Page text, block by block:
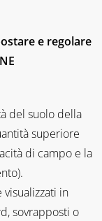
e regolare
del suolo della
superiore
di campo e la
visualizzati in
sovrapposti o